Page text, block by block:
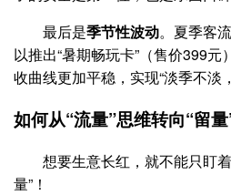
最后是季节性波动。夏季客
以推出“暑期畅玩卡”（售价399
收曲线更加平稳，实现“淡季不淡
如何从“流量”思维转向“留量
想要生意长红，就不能只盯
量”！